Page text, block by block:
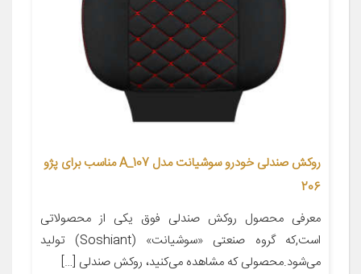
روکش صندلی خودرو سوشیانت مدل A_107 مناسب برای پژو
206
معرفی محصول روکش صندلی فوق یکی از محصولاتی
است,که گروه صنعتی «سوشیانت» (Soshiant) تولید
می‌شود.محصولی که مشاهده می‌کنید، روکش صندلی […]